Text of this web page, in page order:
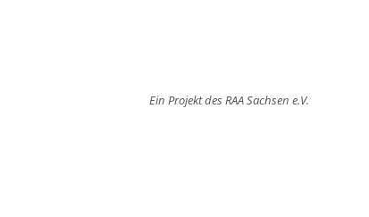
Ein Projekt des RAA Sachsen e.V.